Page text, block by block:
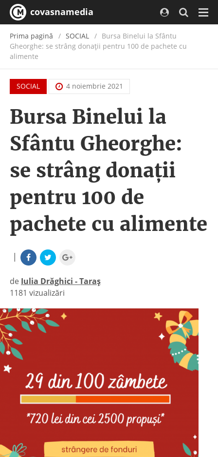
covasnamedia
Prima pagină SOCIAL
Bursa Binelui la Sfântu
Gheorghe: se strâng donații pentru 100 de pachete cu
alimente
SOCIAL 4 noiembrie 2021
Bursa Binelui la
Sfântu Gheorghe:
se strâng donații
pentru 100 de
pachete cu alimente
|
de Iulia Drăghici - Taraș
|
1181 vizualizări